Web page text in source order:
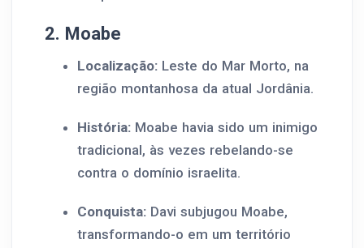
2. Moabe
Localização: Leste do Mar Morto, na
região montanhosa da atual Jordânia.
História: Moabe havia sido um inimigo
tradicional, às vezes rebelando-se
contra o domínio israelita.
Conquista: Davi subjugou Moabe,
transformando-o em um território